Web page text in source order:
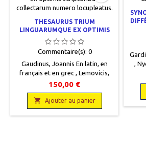
THESAURUS TRIUM
LINGUARUMQUE EX OPTIMIS
SCRIPTORIBUS COLLECTARUM
NUMERO LOCUPLEATUS.
Commentaire(s): 0
Gaudinus, Joannis En latin, en
français et en grec , Lemovicis,
Apud Petrum Barbou, Regis,
Collegiique Typographum Viâ
Ferrariâ propè Templum D.
Michaëlis, 1706, 18 x 23, 8 + 732
pages, relié, occasion. Pleine
150,00 €
 Ajouter au panier
,
de